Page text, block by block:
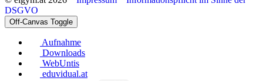
DSGVO
Off-Canvas Toggle
Aufnahme
Downloads
WebUntis
eduvidual.at